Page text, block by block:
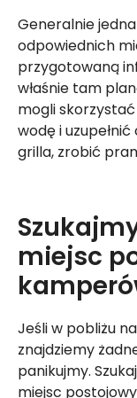
Generalnie
odpowiednich
przygotowaną
właśnie tam
mogli
wodę i
grilla, zrobić
miejsc
Jeśli w pobliżu
znajdziemy
panikujmy.
miejsc